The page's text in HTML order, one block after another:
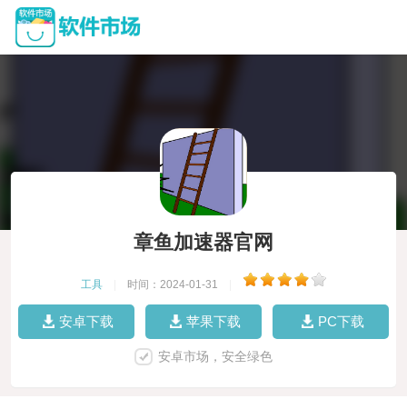
章鱼加速器官网
工具 时间：2024-01-31
安卓下载 苹果下载 PC下载
安卓市场，安全绿色